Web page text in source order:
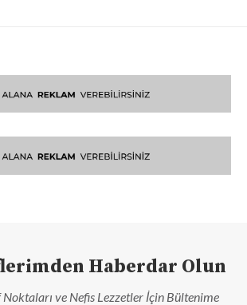
Haberdar Olun
Noktaları ve Nefis Lezzetler İçin Bültenime